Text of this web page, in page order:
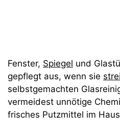
Fenster, Spiegel und
gepflegt aus, wenn sie
selbstgemachten
vermeidest unnötige
frisches Putzmittel im